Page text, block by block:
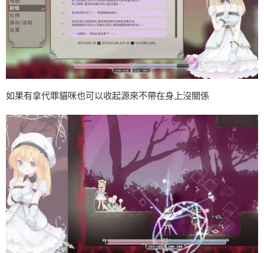
如果有拿代罪貓咪也可以收起源來不帶在身上沒關係